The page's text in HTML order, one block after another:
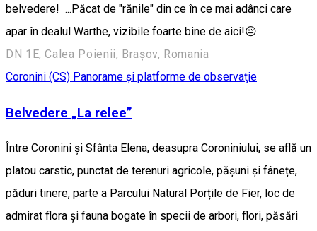
belvedere! ...Păcat de "rănile" din ce în ce mai adânci care
apar în dealul Warthe, vizibile foarte bine de aici!😔
DN 1E, Calea Poienii, Braşov, Romania
Coronini (CS) Panorame şi platforme de observaţie
Belvedere „La relee”
Între Coronini și Sfânta Elena, deasupra Coroniniului, se află un
platou carstic, punctat de terenuri agricole, pășuni și fânețe,
păduri tinere, parte a Parcului Natural Porțile de Fier, loc de
admirat flora și fauna bogate în specii de arbori, flori, păsări